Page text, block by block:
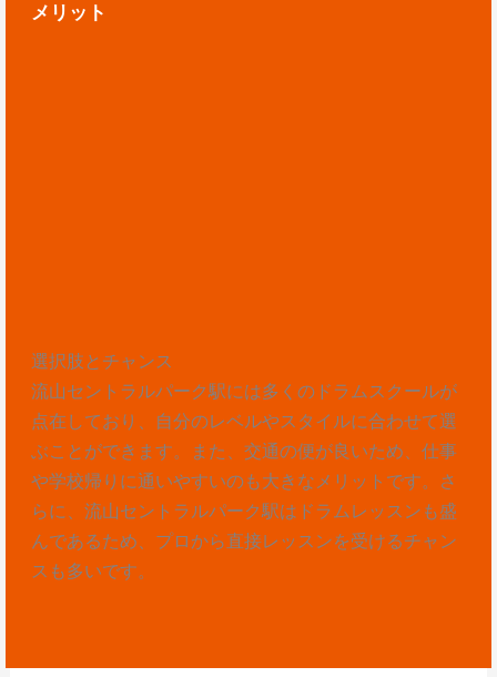
メリット
選択肢とチャンス
流山セントラルパーク駅には多くのドラムスクールが
点在しており、自分のレベルやスタイルに合わせて選
ぶことができます。また、交通の便が良いため、仕事
や学校帰りに通いやすいのも大きなメリットです。さ
らに、流山セントラルパーク駅はドラムレッスンも盛
んであるため、プロから直接レッスンを受けるチャン
スも多いです。